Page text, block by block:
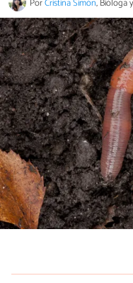
PorCristina Simón, Bióloga